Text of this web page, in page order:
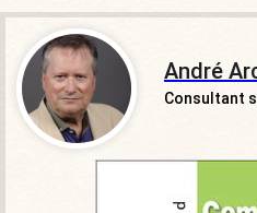
André
Consultant